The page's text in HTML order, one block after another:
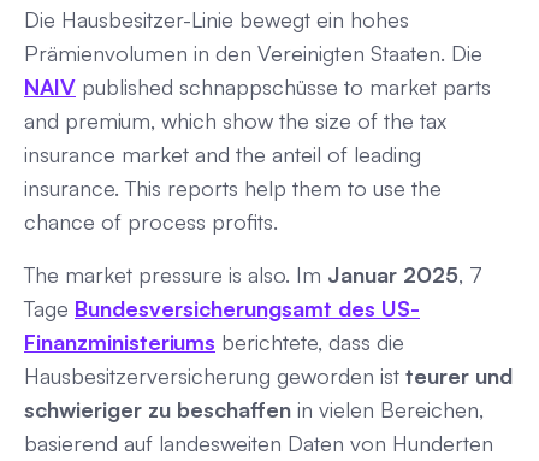
Die Hausbesitzer-Linie bewegt ein hohes
Prämienvolumen in den Vereinigten Staaten. Die
NAIV published schnappschüsse to market parts
and premium, which show the size of the tax
insurance market and the anteil of leading
insurance. This reports help them to use the
chance of process profits.
The market pressure is also. Im Januar 2025, 7
Tage Bundesversicherungsamt des US-
Finanzministeriums berichtete, dass die
Hausbesitzerversicherung geworden ist teurer und
schwieriger zu beschaffen in vielen Bereichen,
basierend auf landesweiten Daten von Hunderten